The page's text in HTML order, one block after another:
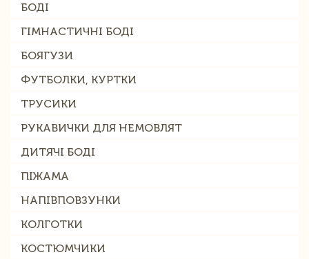
БОДІ
ГІМНАСТИЧНІ БОДІ
БОЯГУЗИ
ФУТБОЛКИ, КУРТКИ
ТРУСИКИ
РУКАВИЧКИ ДЛЯ НЕМОВЛЯТ
ДИТЯЧІ БОДІ
ПІЖАМА
НАПІВПОВЗУНКИ
КОЛГОТКИ
КОСТЮМЧИКИ